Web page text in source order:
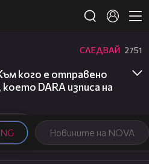
Новините на NOVA
СЛЕДВАЙ 2751
кого е отправено
DARA изписа на